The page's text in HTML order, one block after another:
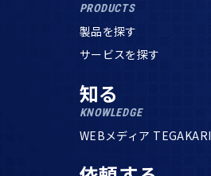
PRODUCTS
製品を探す
サービスを探す
知る
KNOWLEDGE
WEBメディア TEGAKARI